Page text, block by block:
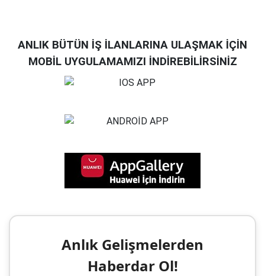
ANLIK BÜTÜN İŞ İLANLARINA ULAŞMAK İÇİN
MOBİL UYGULAMAMIZI İNDİREBİLİRSİNİZ
Anlık Gelişmelerden
Haberdar Ol!